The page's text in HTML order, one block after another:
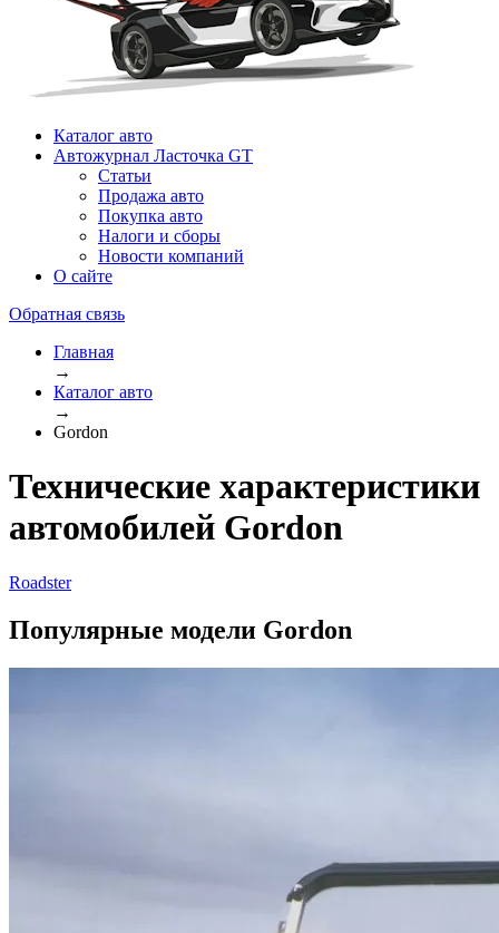
Каталог авто
Автожурнал Ласточка GT
Статьи
Продажа авто
Покупка авто
Налоги и сборы
Новости компаний
О сайте
Обратная связь
Главная
→
Каталог авто
→
Gordon
Технические характеристики
автомобилей Gordon
Roadster
Популярные модели Gordon